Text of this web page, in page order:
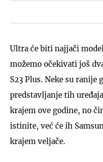
Ultra će biti najjači
možemo očekivati još
S23 Plus. Neke su ranije
predstavljanje tih
krajem ove godine, no
istinite, već će ih
krajem veljače.